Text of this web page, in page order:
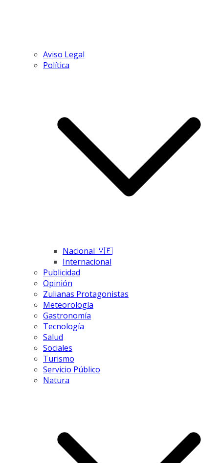
Aviso Legal
Política
Nacional 🇻🇪
Internacional
Publicidad
Opinión
Zulianas Protagonistas
Meteorología
Gastronomía
Tecnología
Salud
Sociales
Turismo
Servicio Público
Natura